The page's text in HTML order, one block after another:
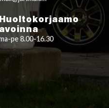
Huoltokorjaamo
avoinna
pe 8.00-16.30